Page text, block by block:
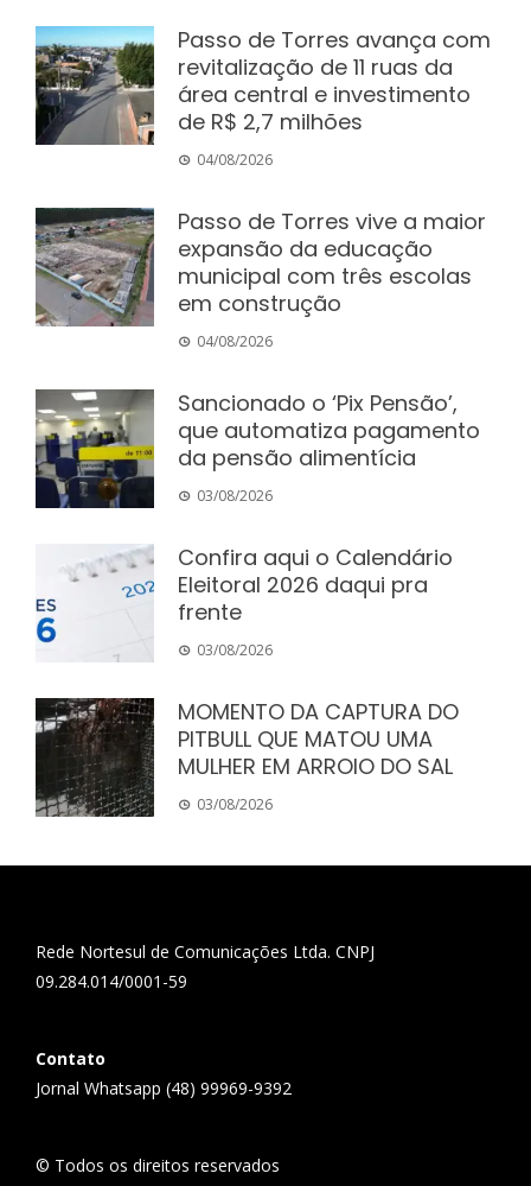
Passo de Torres avança com
revitalização de 11 ruas da
área central e investimento
de R$ 2,7 milhões
04/08/2026
Passo de Torres vive a maior
expansão da educação
municipal com três escolas
em construção
04/08/2026
Sancionado o ‘Pix Pensão’,
que automatiza pagamento
da pensão alimentícia
03/08/2026
Confira aqui o Calendário
Eleitoral 2026 daqui pra
frente
03/08/2026
MOMENTO DA CAPTURA DO
PITBULL QUE MATOU UMA
MULHER EM ARROIO DO SAL
03/08/2026
Rede Nortesul de Comunicações Ltda. CNPJ
09.284.014/0001-59
Contato
Jornal Whatsapp (48) 99969-9392
© Todos os direitos reservados